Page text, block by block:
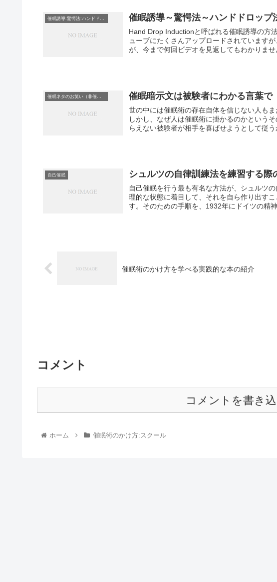
催眠誘導～驚愕法～ハンドドロップ
Hand Drop Inductionと呼ばれる催眠誘導の方
ューブにたくさんアップロードされています
が、今まで何回ビデオを見返してもわかりませ
催眠ネタのお笑い（非催眠） 催眠暗示文は被験者にわかる言葉で
世の中には催眠術の存在自体を信じない人も
しかし、なぜ人は催眠術に掛かるのかという
らえない被験者が相手を喜ばせようとして従
自己催眠 シュルツの自律訓練法を練習する際
自己催眠を行う最も有名な方法が、シュルツ
理的な状態に着目して、それを自ら作り出す
す。そのための手順を、1932年にドイツの精
催眠術のかけ方を学べる実践的な本の紹介
コメント
コメントを書き
ホーム 催眠術のかけ方:スクール